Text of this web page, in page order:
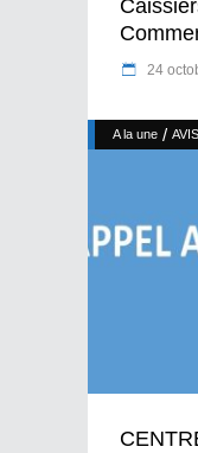
24
A la une /